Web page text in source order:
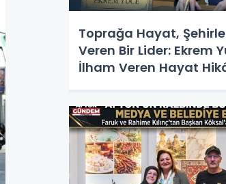
Toprağa Hayat,
Veren Bir Lider: Ekrem
İlham Veren Hayat